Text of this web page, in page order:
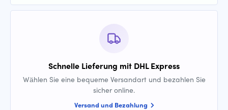
Schnelle Lieferung mit DHL Express
Wählen Sie eine bequeme Versandart und bezahlen Sie
sicher online.
Versand und Bezahlung